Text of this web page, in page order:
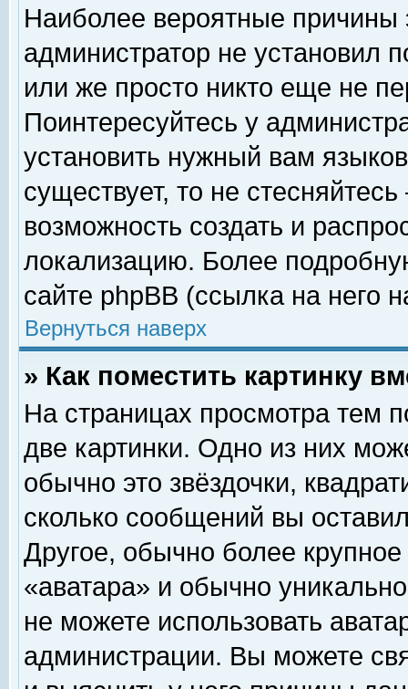
Наиболее вероятные причины
администратор не установил
или же просто никто еще не
Поинтересуйтесь у
установить нужный вам
существует, то не
возможность создать и
локализацию. Более
сайте phpBB (ссылка на него
Вернуться наверх
» Как поместить картинку
На страницах просмотра тем
две картинки. Одно из них
обычно это звёздочки,
сколько сообщений вы
Другое, обычно более
«аватара» и обычно
не можете использовать
администрации. Вы можете